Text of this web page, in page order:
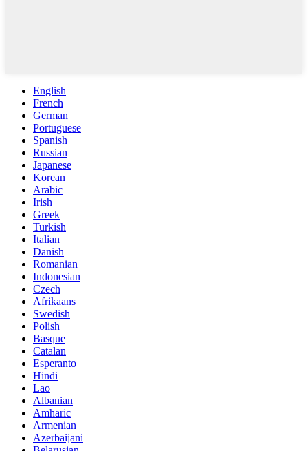
English
French
German
Portuguese
Spanish
Russian
Japanese
Korean
Arabic
Irish
Greek
Turkish
Italian
Danish
Romanian
Indonesian
Czech
Afrikaans
Swedish
Polish
Basque
Catalan
Esperanto
Hindi
Lao
Albanian
Amharic
Armenian
Azerbaijani